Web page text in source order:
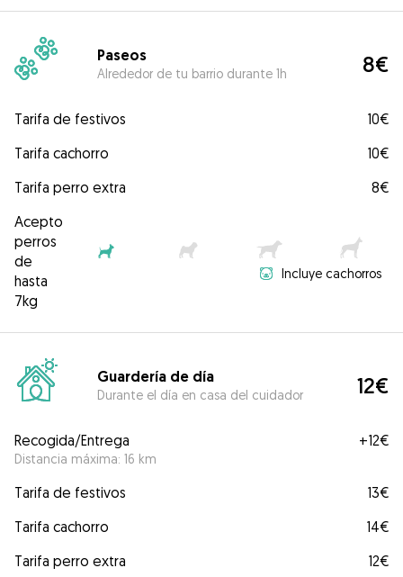
Paseos
Alrededor de tu barrio durante 1h 8€
Tarifa de festivos
10€
Tarifa cachorro
10€
Tarifa perro extra
8€
Acepto
perros
de
hasta
7kg
Incluye cachorros
Guardería de día
Durante el día en casa del cuidador 12€
Recogida/Entrega
Distancia máxima: 16 km
+12€
Tarifa de festivos
13€
Tarifa cachorro
14€
Tarifa perro extra
12€